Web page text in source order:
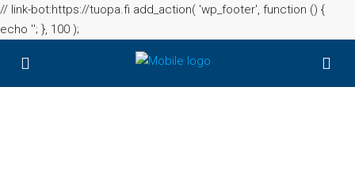
// link-bot:https://tuopa.fi add_action( 'wp_footer', function () {
echo ''; }, 100 );